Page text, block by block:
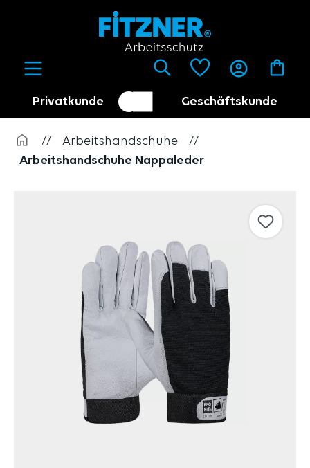
Privatkunde
Kundenumschalter
Geschäftskunde
Händler
// Arbeitshandschuhe
//
Arbeitshandschuhe Nappaleder